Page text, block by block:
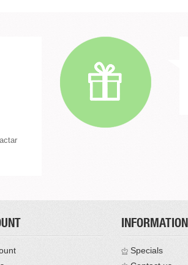
INFORMATION
Specials